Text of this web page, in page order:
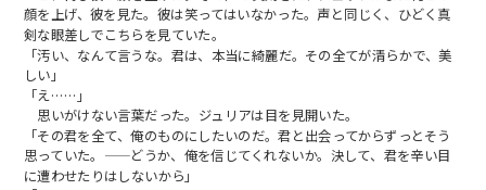
顔を上げ、彼を見た。彼は笑ってはいなかった。声と同じく、ひどく真
剣な眼差しでこちらを見ていた。
「汚い、なんて言うな。君は、本当に綺麗だ。その全てが清らかで、美
しい」
「え……」
思いがけない言葉だった。ジュリアは目を見開いた。
「その君を全て、俺のものにしたいのだ。君と出会ってからずっとそう
思っていた。——どうか、俺を信じてくれないか。決して、君を辛い目
に遭わせたりはしないから」